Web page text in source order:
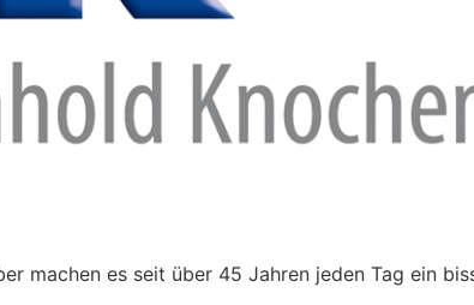
machen es seit über 45 Jahren jeden Tag ein